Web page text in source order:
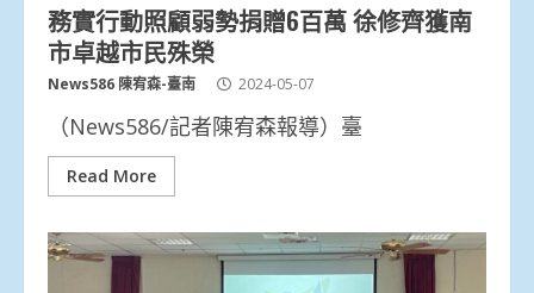
務實行動照顧弱勢捐贈6百萬 徐修齊獲南
市卓越市民殊榮
News586 陳宥森-臺南 2024-05-07
（News586/記者陳宥森報導）臺
Read More